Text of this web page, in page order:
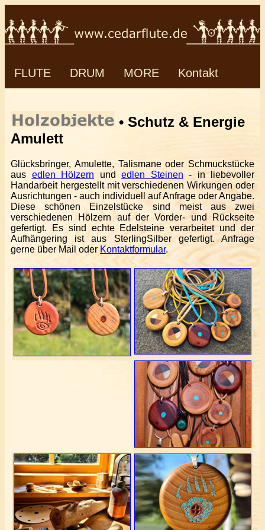
FLUTE DRUM MORE Kontakt
• Schutz & Energie
Amulett
Glücksbringer, Amulette, Talismane oder Schmuckstücke
aus edlen Hölzern und edlen Steinen - in liebevoller
Handarbeit hergestellt mit verschiedenen Wirkungen oder
Ausrichtungen - auch individuell auf Anfrage oder Angabe.
Diese schönen Einzelstücke sind meist aus zwei
verschiedenen Hölzern auf der Vorder- und Rückseite
gefertigt. Es sind echte Edelsteine verarbeitet und der
Aufhängering ist aus SterlingSilber gefertigt. Anfrage
gerne über Mail oder Kontaktformular.